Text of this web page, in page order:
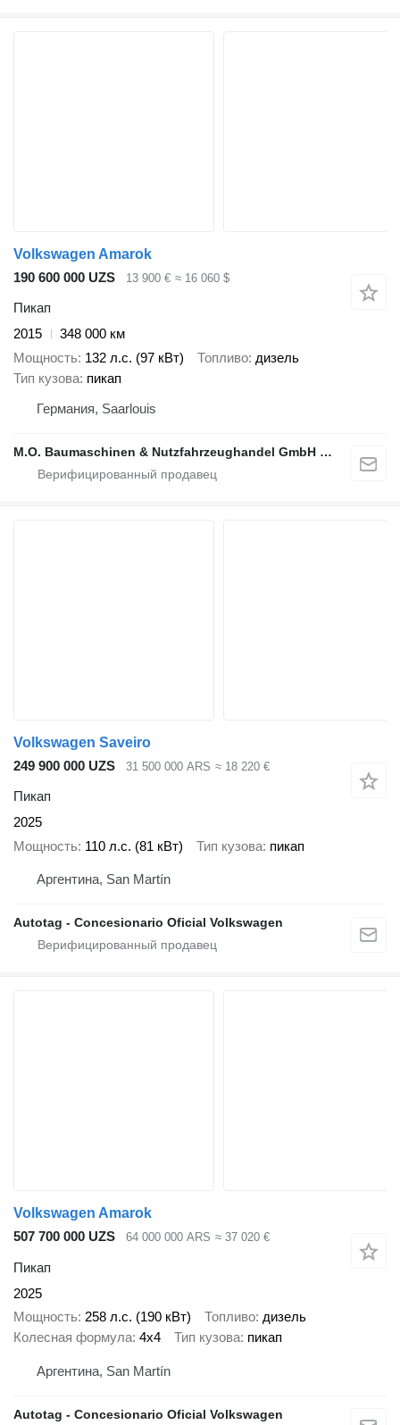
Volkswagen Amarok
190 600 000 UZS
13 900 € ≈ 16 060 $
Пикап
2015
348 000 км
Мощность 132 л.с. (97 кВт) Топливо дизель
Тип кузова пикап
Германия, Saarlouis
M.O. Baumaschinen & Nutzfahrzeughandel GmbH & CO.
Volkswagen Saveiro
249 900 000 UZS
31 500 000 ARS ≈ 18 220 €
Пикап
2025
Мощность 110 л.с. (81 кВт) Тип кузова пикап
Аргентина, San Martín
Autotag - Concesionario Oficial Volkswagen
Volkswagen Amarok
507 700 000 UZS
64 000 000 ARS ≈ 37 020 €
Пикап
2025
Мощность 258 л.с. (190 кВт) Топливо дизель
Колесная формула 4x4 Тип кузова пикап
Аргентина, San Martín
Autotag - Concesionario Oficial Volkswagen